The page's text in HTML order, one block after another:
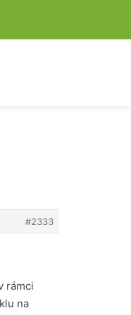
#2333
rámci
na